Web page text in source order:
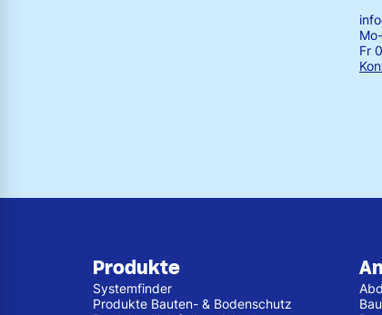
Fr
Produkte
Systemfinder
Produkte Bauten- & Bodenschutz